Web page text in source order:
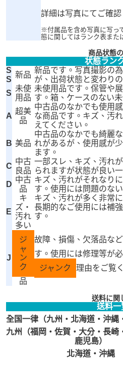
詳細は写真にてご確認
※付属品を含め写真に写っ
態に関してはランク表また
商品状態
状態ラン
S
S
新品
新品です。写真撮影の
が、出荷状態と変わり
S
未使
用品
未使用品です。保管や
す。箱、ケースのない
A
超美
品
中古品のなかでも使用
な商品です。キズ、汚
えてください。
B 美品
中古品のなかでも綺麗
れがあるが、使用感が
ます。
C
中古
良品
一部スレ、キズ、汚れ
られますが状態が良い
D
中古
品
キズ、汚れがそれなり
す。使用には問題のな
E
キ
ズ・
汚れ
多い
キズ、汚れが多く非常
長期的なご使用には補
す。
J
ジ
ャ
ン
ク
品
故障、損傷、欠落品な
す。使用には修理等が
ジャンク
理由をご覧
送料に関
送料一
全国一律（九州・北海道・沖縄
九州（福岡・佐賀・大分・長崎
鹿児島）
北海道・沖縄